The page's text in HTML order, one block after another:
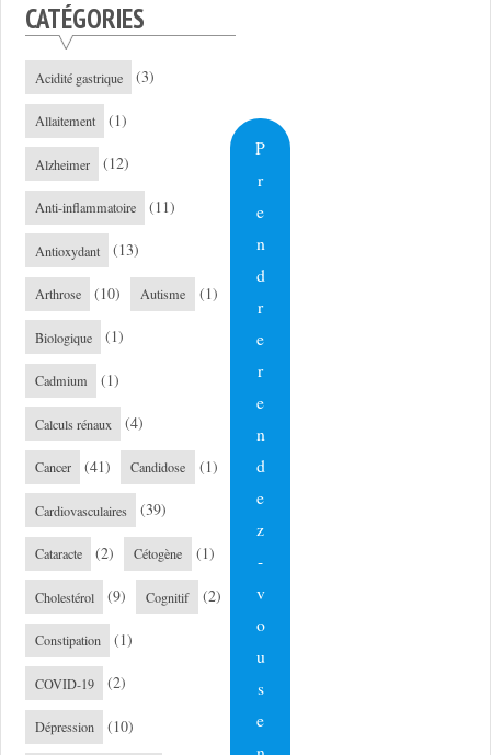
CATÉGORIES
Acidité gastrique (3)
Allaitement (1)
Alzheimer (12)
Anti-inflammatoire (11)
Antioxydant (13)
Arthrose (10) Autisme (1)
Biologique (1)
Cadmium (1)
Calculs rénaux (4)
Cancer (41) Candidose (1)
Cardiovasculaires (39)
Cataracte (2) Cétogène (1)
Cholestérol (9) Cognitif (2)
Constipation (1)
COVID-19 (2)
Dépression (10)
P
r
e
n
d
r
e
r
e
n
d
e
z
-
v
o
u
s
e